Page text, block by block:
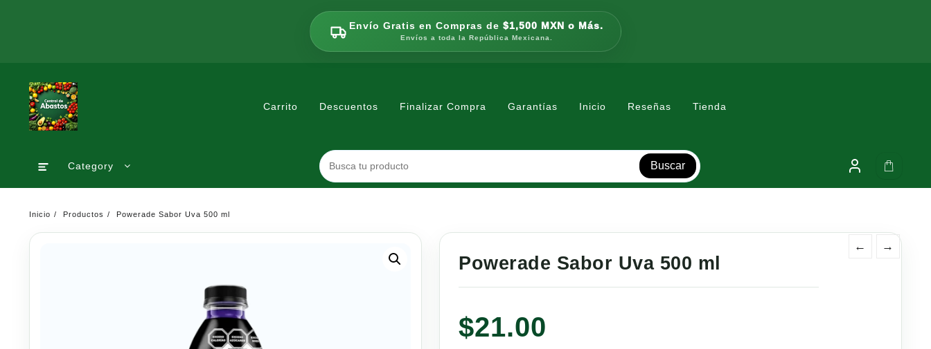
Envío Gratis en Compras de $1,500 MXN o Más.
Envíos a toda la República Mexicana.
Carrito Descuentos Finalizar Compra Garantías Inicio Reseñas Tienda
Category Buscar
Inicio Productos Powerade Sabor Uva 500 ml
← →
Powerade Sabor Uva 500 ml
$21.00